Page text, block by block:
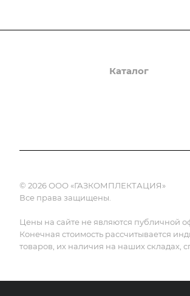
Каталог
© 2026 ООО «ГАЗКОМПЛЕКТАЦИЯ»
Все права защищены.
Цены на сайте не являются публичной
Конечная стоимость рассчитывается
товаров, их наличия на наших складах,